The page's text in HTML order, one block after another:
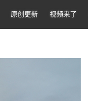
原创更新 视频来了